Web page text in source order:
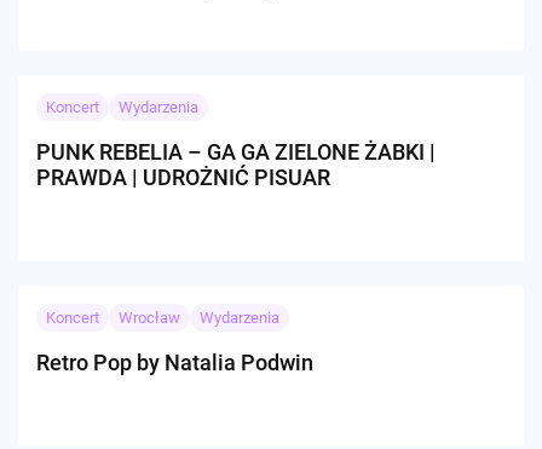
Koncert Wydarzenia
PUNK REBELIA – GA GA ZIELONE ŻABKI |
PRAWDA | UDROŻNIĆ PISUAR
Koncert Wrocław Wydarzenia
Retro Pop by Natalia Podwin